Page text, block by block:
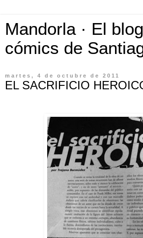
Mandorla · El
cómics de
martes, 4 de octubre de 2011
EL SACRIFICIO